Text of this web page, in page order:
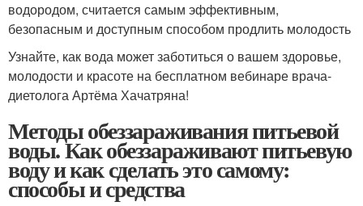
водородом, считается самым эффективным,
безопасным и доступным способом продлить молодость
Узнайте, как вода может заботиться о вашем здоровье,
молодости и красоте на бесплатном вебинаре врача-
диетолога Артёма Хачатряна!
Методы обеззараживания питьевой
воды. Как обеззараживают питьевую
воду и как сделать это самому:
способы и средства